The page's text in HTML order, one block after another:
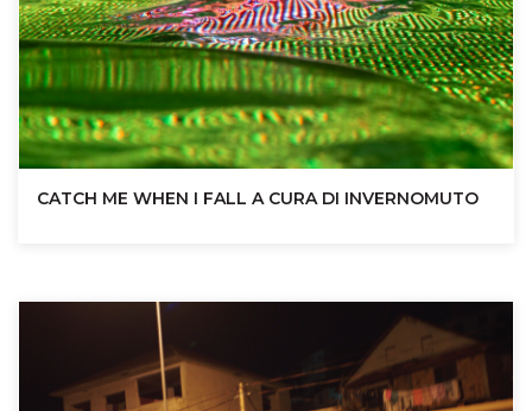
CATCH ME WHEN I FALL A CURA DI INVERNOMUTO